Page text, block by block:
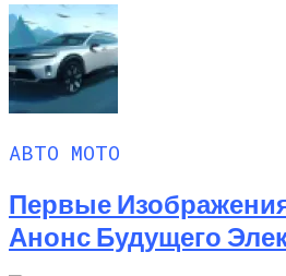
АВТО МОТО
Первые Изображения
Анонс Будущего